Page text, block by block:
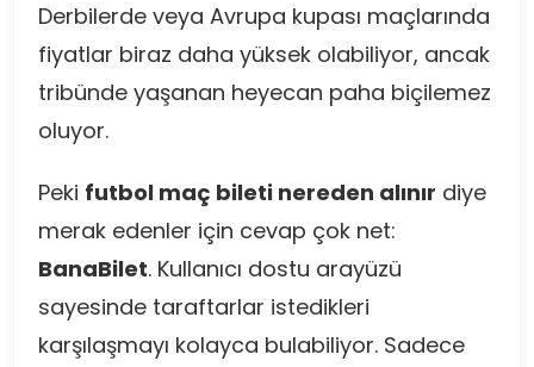
Derbilerde veya Avrupa kupası maçlarında
fiyatlar biraz daha yüksek olabiliyor, ancak
tribünde yaşanan heyecan paha biçilemez
oluyor.
Peki futbol maç bileti nereden alınır diye
merak edenler için cevap çok net:
BanaBilet. Kullanıcı dostu arayüzü
sayesinde taraftarlar istedikleri
karşılaşmayı kolayca bulabiliyor. Sadece